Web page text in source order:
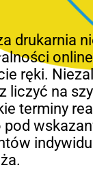
drukarnia
ręki.
liczyć na
terminy